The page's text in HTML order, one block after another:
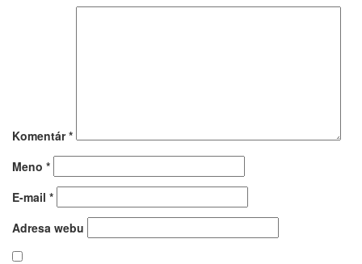
Komentár*
Meno *
E-mail *
Adresa webu